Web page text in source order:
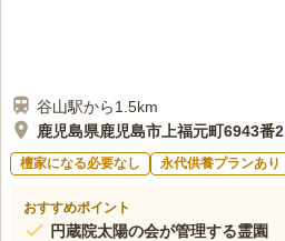
谷山駅から1.5km
鹿児島県鹿児島市上福元町6943番2
檀家になる必要なし 永代供養プランあり
おすすめポイント
円蔵院太陽の会が管理する霊園